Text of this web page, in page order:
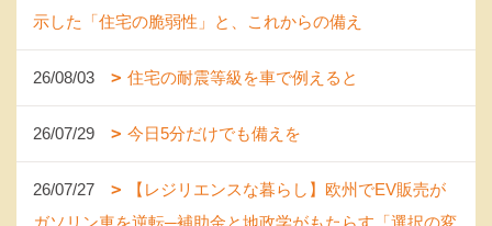
示した「住宅の脆弱性」と、これからの備え
26/08/03 住宅の耐震等級を車で例えると
26/07/29 今日5分だけでも備えを
26/07/27
【レジリエンスな暮らし】欧州でEV販売が